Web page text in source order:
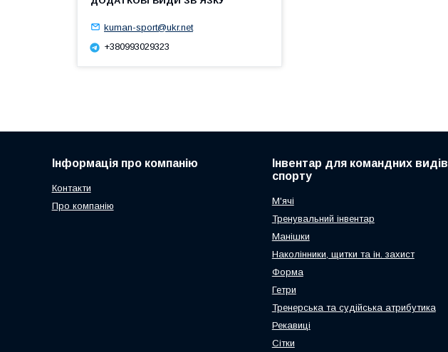
kuman-sport@ukr.net
+380993029323
Інформація про компанію
Контакти
Про компанію
Інвентар для командних видів
спорту
М'ячі
Тренувальний інвентар
Манішки
Наколінники, щитки та ін. захист
Форма
Гетри
Тренерська та судійська атрибутика
Рекавиці
Сітки